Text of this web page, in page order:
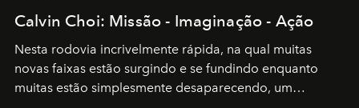
Calvin Choi: Missão - Imaginação - Ação
Nesta rodovia incrivelmente rápida, na qual muitas
novas faixas estão surgindo e se fundindo enquanto
muitas estão simplesmente desaparecendo, um